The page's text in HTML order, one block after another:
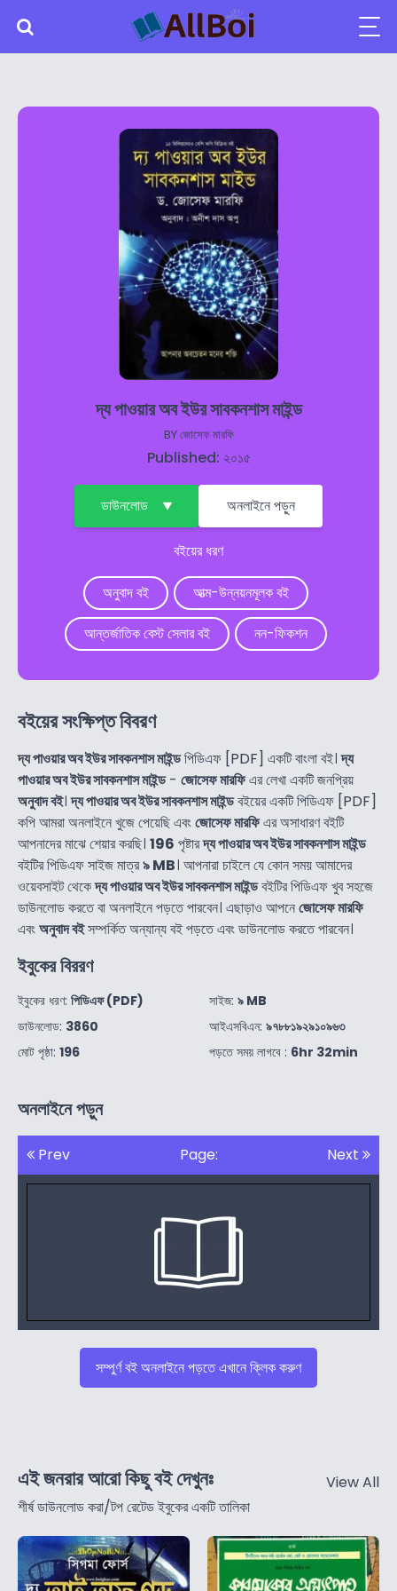
দ্য পাওয়ার অব ইউর সাবকনশাস মাইন্ড
BYজোসেফ মারফি
Published: ২০১৫
ডাউনলোড অনলাইনে পড়ুন
বইয়ের ধরণ
অনুবাদ বই
আত্ম-উন্নয়নমূলক বই
আন্তর্জাতিক বেস্ট সেলার বই
নন-ফিকশন
বইয়ের সংক্ষিপ্ত বিবরণ
দ্য পাওয়ার অব ইউর সাবকনশাস মাইন্ডপিডিএফ [PDF] একটি বাংলা বই।দ্য
পাওয়ার অব ইউর সাবকনশাস মাইন্ড- জোসেফ মারফিএর লেখা একটি জনপ্রিয়
অনুবাদ বই।দ্য পাওয়ার অব ইউর সাবকনশাস মাইন্ডবইয়ের একটি পিডিএফ [PDF]
কপি আমরা অনলাইনে খুজে পেয়েছি এবংজোসেফ মারফিএর অসাধারণ বইটি
আপনাদের মাঝে শেয়ার করছি। 196 পৃষ্টারদ্য পাওয়ার অব ইউর সাবকনশাস মাইন্ড
বইটির পিডিএফ সাইজ মাত্র৯ MB। আপনারা চাইলে যে কোন সময় আমাদের
ওয়েবসাইট থেকেদ্য পাওয়ার অব ইউর সাবকনশাস মাইন্ডবইটির পিডিএফ খুব সহজে
ডাউনলোড করতে বা অনলাইনে পড়তে পারবেন। এছাড়াও আপনেজোসেফ মারফি
এবংঅনুবাদ বইসম্পর্কিত অন্যান্য বই পড়তে এবং ডাউনলোড করতে পারবেন।
ইবুকের বিররণ
ইবুকের ধরণ: পিডিএফ (PDF)
ডাউনলোড: 3860
মোট পৃষ্ঠা: 196
সাইজ: ৯ MB
আইএসবিএন: ৯৭৮৮১৯২৯১০৯৬৩
পড়তে সময় লাগবে : 6hr 32min
অনলাইনে পড়ুন
Prev Page: Next
সম্পুর্ণ বই অনলাইনে পড়তে এখানে ক্লিক করুণ
এই জনরার আরো কিছু বই দেখুনঃ
শীর্ষ ডাউনলোড করা/টপ রেটেড ইবুকের একটি তালিকা
View All